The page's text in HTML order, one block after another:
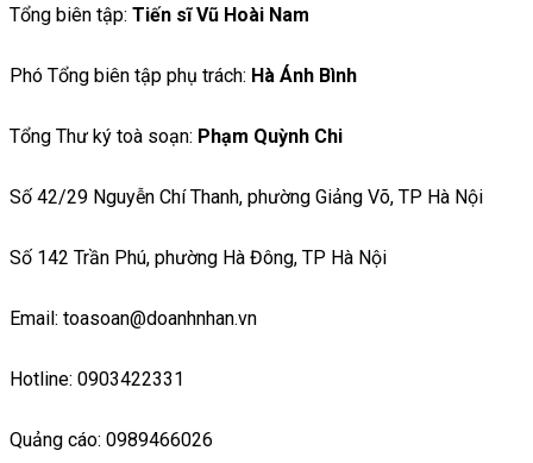
Tổng biên tập: Tiến sĩ Vũ Hoài Nam
Phó Tổng biên tập phụ trách: Hà Ánh Bình
Tổng Thư ký toà soạn: Phạm Quỳnh Chi
Số 42/29 Nguyễn Chí Thanh, phường Giảng Võ, TP Hà Nội
Số 142 Trần Phú, phường Hà Đông, TP Hà Nội
Email: toasoan@doanhnhan.vn
Hotline: 0903422331
Quảng cáo: 0989466026